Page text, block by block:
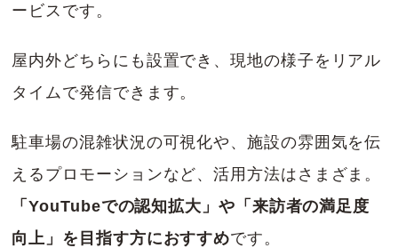
ービスです。
屋内外どちらにも設置でき、現地の様子をリアル
タイムで発信できます。
駐車場の混雑状況の可視化や、施設の雰囲気を伝
えるプロモーションなど、活用方法はさまざま。
「YouTubeでの認知拡大」や「来訪者の満足度
向上」を目指す方におすすめです。